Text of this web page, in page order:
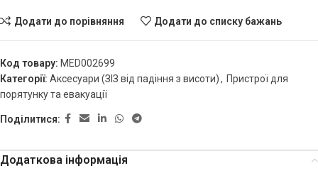
Додати до порівняння Додати до списку бажань
Код товару: MED002699
Категорії: Аксесуари (ЗІЗ від падіння з висоти), Пристрої для
порятунку та евакуації
Поділитися:
Додаткова інформація